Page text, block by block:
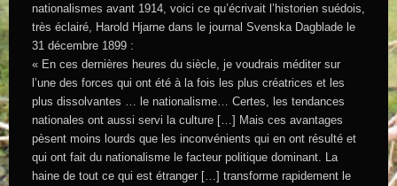
nationalismes avant 1914, voici ce qu’écrivait l’historien suédois,
très éclairé, Harold Hjarne dans le journal Svenska Dagblade le
31 décembre 1899 :
« En ces dernières heures du siècle, je voudrais méditer sur
l’une des forces qui ont été à la fois les plus créatrices et les
plus dissolvantes … le nationalisme… Certes, les tendances
nationales ont aussi servi la culture […] Mais ces avantages
pèsent moins lourds que les inconvénients qui en ont résulté et
qui ont fait du nationalisme le facteur politique dominant. La
haine de tout ce qui est étranger […] transforme rapidement le